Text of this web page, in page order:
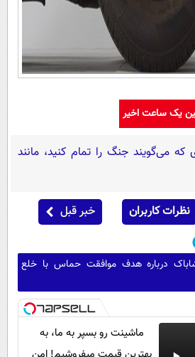
یک ساعت اخیر
که می‌گویند جنگ را تمام کنید، مانند
نظرات کاربران خبر قبل
درباره هدف موافقت حماس با خلع
ماشینت رو بسپر به ما، به